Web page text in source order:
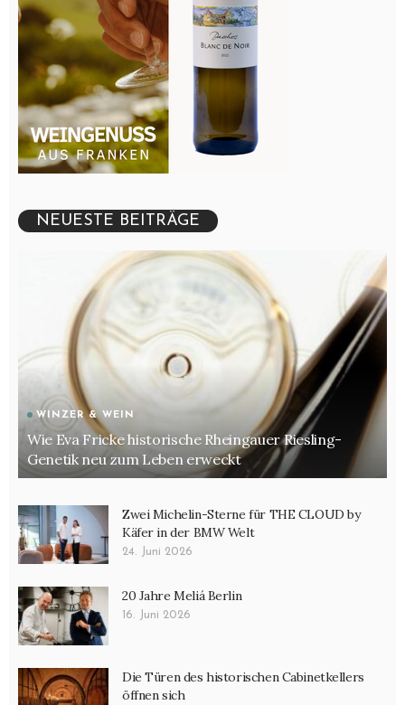
Küchenchef/in
Küchenhilfe
Pâtissier
Reinigungskraft
Restaurantfachmann - Restaurantfachfrau
Restaurantleiter/in
Rezeptionist - Rezeptionistin
Servicemitarbeiter/in
Sommelier
Sous Chef - stellvertretender Küchenchef:in
Weintechnologe - Weintechnologin
Gemüsesorten
Kräuterkunde
Küchen- und Lebensmittelhygiene
Wissen
NEUESTE BEITRÄGE
WINZER & WEIN
Wie Eva Fricke historische Rheingauer Riesling-
Genetik neu zum Leben erweckt
Zwei Michelin-Sterne für THE CLOUD by
Käfer in der BMW Welt
24. Juni 2026
20 Jahre Meliá Berlin
16. Juni 2026
Die Türen des historischen Cabinetkellers
öffnen sich